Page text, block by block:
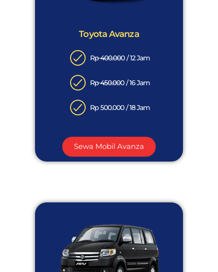
Toyota Avanza
Rp 400.000 / 12 Jam
Rp 450.000 / 16 Jam
Rp 500.000 / 18 Jam
Sewa Mobil Avanza